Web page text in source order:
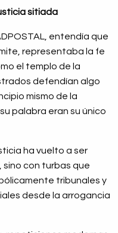
sitiada
entendía que
representaba la fe
el templo de la
defendían algo
mismo de la
palabra eran su único
ha vuelto a ser
sino con turbas que
tribunales y
desde la arrogancia